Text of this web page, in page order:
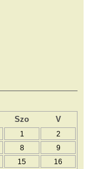
Szo V
1
2
8
9
15 16